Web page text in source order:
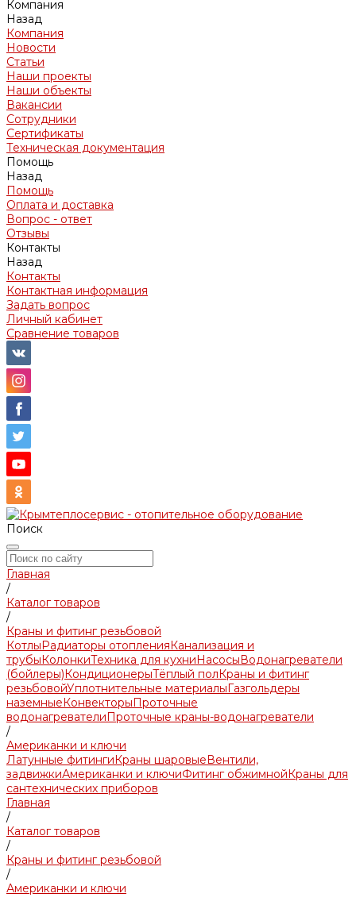
Компания
Назад
Компания
Новости
Статьи
Наши проекты
Наши объекты
Вакансии
Сотрудники
Сертификаты
Техническая документация
Помощь
Назад
Помощь
Оплата и доставка
Вопрос - ответ
Отзывы
Контакты
Назад
Контакты
Контактная информация
Задать вопрос
Личный кабинет
Сравнение товаров
Поиск
Главная
/
Каталог товаров
/
Краны и фитинг резьбовой
КотлыРадиаторы отопленияКанализация и
трубыКолонкиТехника для кухниНасосыВодонагреватели
(бойлеры)КондиционерыТёплый полКраны и фитинг
резьбовойУплотнительные материалыГазгольдеры
наземныеКонвекторыПроточные
водонагревателиПроточные краны-водонагреватели
/
Американки и ключи
Латунные фитингиКраны шаровыеВентили,
задвижкиАмериканки и ключиФитинг обжимнойКраны для
сантехнических приборов
Главная
/
Каталог товаров
/
Краны и фитинг резьбовой
/
Американки и ключи